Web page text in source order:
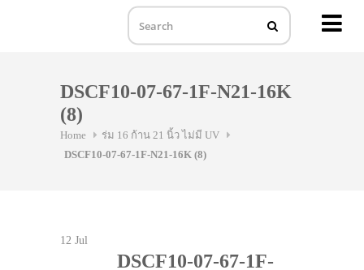
DSCF10-07-67-1F-N21-16K
(8)
Home
ร่ม 16 ก้าน 21 นิ้ว ไม่มี UV
DSCF10-07-67-1F-N21-16K (8)
12 Jul
DSCF10-07-67-1F-